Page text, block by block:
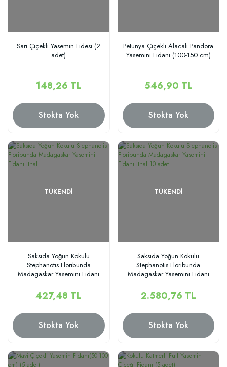
Sarı Çiçekli Yasemin Fidesi (2
adet)
148,26 TL
Stokta Yok
Petunya Çiçekli Alacalı Pandora
Yasemini Fidanı (100-150 cm)
546,90 TL
Stokta Yok
TÜKENDI
Saksıda Yoğun Kokulu
Stephanotis Floribunda
Madagaskar Yasemini Fidanı
427,48 TL
Stokta Yok
TÜKENDI
Saksıda Yoğun Kokulu
Stephanotis Floribunda
Madagaskar Yasemini Fidanı
2.580,76 TL
Stokta Yok